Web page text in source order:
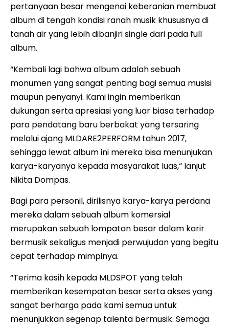
pertanyaan besar mengenai keberanian membuat
album di tengah kondisi ranah musik khususnya di
tanah air yang lebih dibanjiri single dari pada full
album.
“Kembali lagi bahwa album adalah sebuah
monumen yang sangat penting bagi semua musisi
maupun penyanyi. Kami ingin memberikan
dukungan serta apresiasi yang luar biasa terhadap
para pendatang baru berbakat yang tersaring
melalui ajang MLDARE2PERFORM tahun 2017,
sehingga lewat album ini mereka bisa menunjukan
karya-karyanya kepada masyarakat luas,“ lanjut
Nikita Dompas.
Bagi para personil, dirilisnya karya-karya perdana
mereka dalam sebuah album komersial
merupakan sebuah lompatan besar dalam karir
bermusik sekaligus menjadi perwujudan yang begitu
cepat terhadap mimpinya.
“Terima kasih kepada MLDSPOT yang telah
memberikan kesempatan besar serta akses yang
sangat berharga pada kami semua untuk
menunjukkan segenap talenta bermusik. Semoga